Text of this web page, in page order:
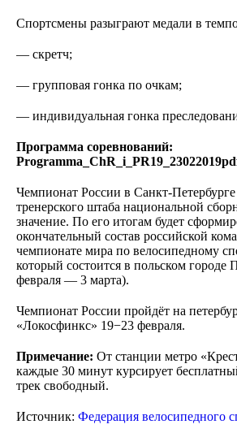
Спортсмены разыграют медали в
— скретч;
— групповая гонка по очкам;
— индивидуальная гонка
Программа соревнований:
Чемпионат России в Санкт-
тренерского штаба национальной
значение. По его итогам будет
окончательный состав российской
чемпионате мира по велосипедному
который состоится в польском городе
февраля — 3 марта).
Чемпионат России пройдёт на
«Локосфинкс» 19−23 февраля.
Примечание: От станции метро
каждые 30 минут курсирует
трек свободный.
Источник: Федерация велосипедного